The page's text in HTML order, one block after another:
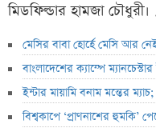
মিডফিল্ডার হামজা
মেসির বাবা হোর্হে মেসি আর
বাংলাদেশের ক্যাম্পে
ইন্টার মায়ামি বনাম মন্তের
বিশ্বকাপে ‘প্রাণনাশের হুমকি’